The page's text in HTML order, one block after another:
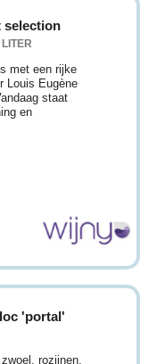
selection
met een rijke
Louis Eugène
staat
en
'portal'
rozijnen,